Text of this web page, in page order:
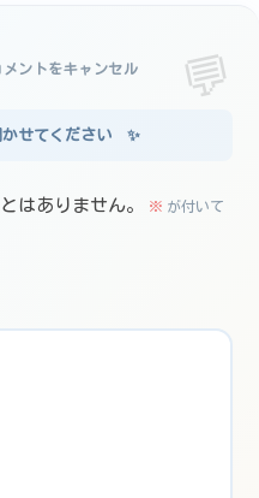
メントをキャンセル
はありません。 ※ が付いて